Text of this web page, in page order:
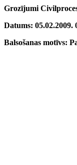
Grozījumi
Datums: 05.02.2009.
Balsošanas motīvs: